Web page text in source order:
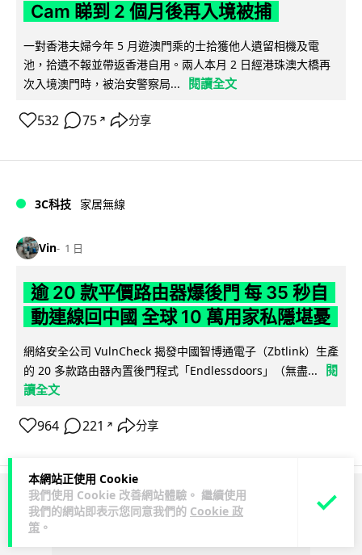
本網站正使用 Cookie
我們使用 Cookie 改善網站體驗。 繼續使用
我們的網站即表示您同意我們的 Cookie 政
策 。
Cam 睇到 2 個月後再入境被捕
一對香港夫婦今年 5 月遊澳門乘的士拾獲他人遺留相機及電
池，拾遺不報並帶返香港自用。兩人本月 2 日經港珠澳大橋再
次入境澳門時，被治安警察局...
閱讀全文
532 75 ↗ 分享
3C科技 家居無線
Vin 1 日
逾 20 款平價路由器爆後門 每 35 秒自
動連線回中國 全球 10 萬用家私隱堪憂
網絡安全公司 VulnCheck 揭發中國智博通電子（Zbtlink）生產
的 20 多款路由器內置後門程式「Endlessdoors」（無盡...
閱
讀全文
964 221 ↗ 分享
ADVERTISEMENT